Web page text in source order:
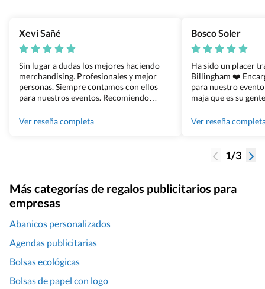
Xevi Sañé
Sin lugar a dudas los mejores haciendo
merchandising. Profesionales y mejor
personas. Siempre contamos con ellos
para nuestros eventos. Recomiendo
Ver reseña completa
Bosco Soler
Ha sido un placer
Billingham ❤️
para nuestro
maja que es su
100%
Ver reseña
1/3
Más categorías de regalos publicitarios para
empresas
Abanicos personalizados
Agendas publicitarias
Bolsas ecológicas
Bolsas de papel con logo